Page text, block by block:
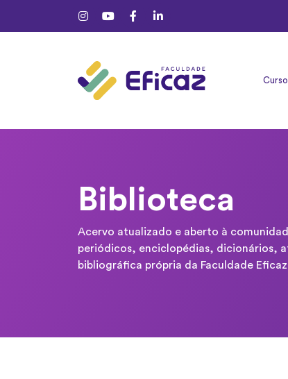
Biblioteca
Acervo atualizado e aberto à
periódicos, enciclopédias, dicionários,
bibliográfica própria da Faculdade